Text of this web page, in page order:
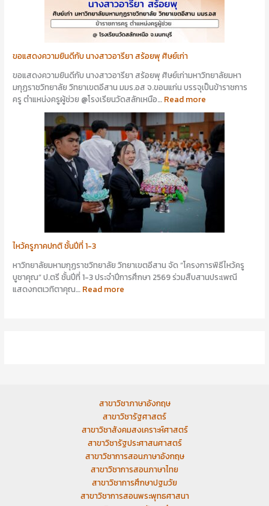
ขอแสดงความยินดีกับ นางสาวอารียา สร้อยพุ ศิษย์เก่า
ขอแสดงความยินดีกับ นางสาวอารียา สร้อยพุ ศิษย์เก่ามหาวิทยาลัยมหา
มกุฏราชวิทยาลัย วิทยาเขตอีสาน มมร.อส จ.ขอนแก่น บรรจุเป็นข้าราชการ
ครู ตำแหน่งครูผู้ช่วย @โรงเรียนวัดสลักเหนือ… Read more
ไหว้ครูภาคปกติ ชั้นปีที่ 1-3
หาวิทยาลัยมหามกุฏราชวิทยาลัย วิทยาเขตอีสาน จัด “โครงการพิธีไหว้ครู
บูชาคุณ” ป.ตรี ชั้นปีที่ 1-3 ประจำปีการศึกษา 2569 ร่วมสืบสานประเพณี
แสดงกตเวทิตาคุณ… Read more
สาขาวิชาภาษาอังกฤษ
สาขาวิชารัฐศาสตร์
สาขาวิชาสังคมสงเคราะห์ศาสตร์
สาขาวิชารัฐประศาสนศาสตร์
สาขาวิชาการสอนภาษาอังกฤษ
สาขาวิชาการสอนภาษาไทย
สาขาวิชาการศึกษาปฐมวัย
สาขาวิชาการสอนพระพุทธศาสนา